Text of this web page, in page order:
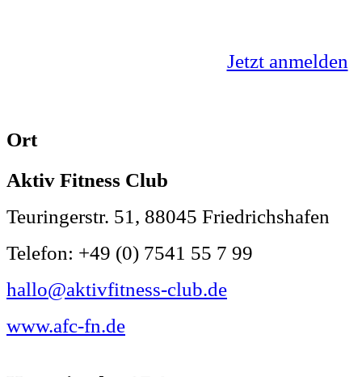
Jetzt anmelden
Ort
Aktiv Fitness Club
Teuringerstr. 51, 88045 Friedrichshafen
Telefon: +49 (0) 7541 55 7 99
hallo@aktivfitness-club.de
www.afc-fn.de